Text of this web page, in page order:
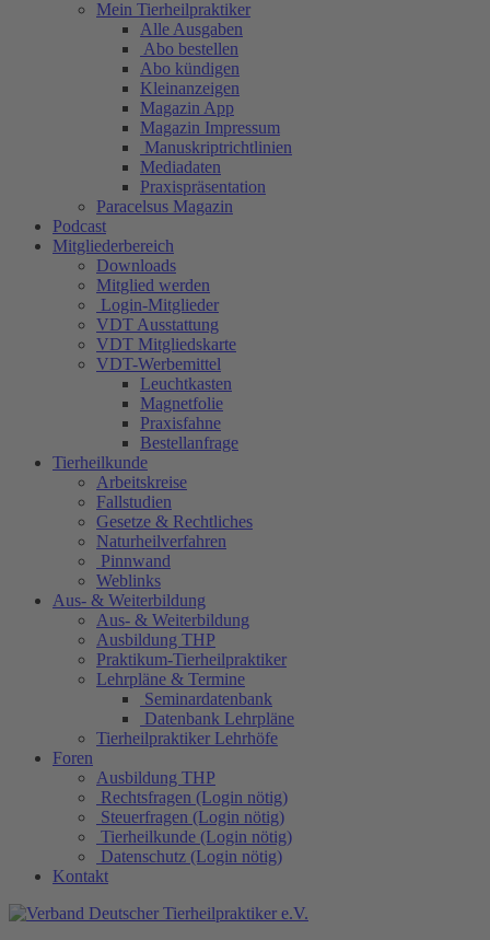
Mein Tierheilpraktiker
Alle Ausgaben
Abo bestellen
Abo kündigen
Kleinanzeigen
Magazin App
Magazin Impressum
Manuskriptrichtlinien
Mediadaten
Praxispräsentation
Paracelsus Magazin
Podcast
Mitgliederbereich
Downloads
Mitglied werden
Login-Mitglieder
VDT Ausstattung
VDT Mitgliedskarte
VDT-Werbemittel
Leuchtkasten
Magnetfolie
Praxisfahne
Bestellanfrage
Tierheilkunde
Arbeitskreise
Fallstudien
Gesetze & Rechtliches
Naturheilverfahren
Pinnwand
Weblinks
Aus- & Weiterbildung
Aus- & Weiterbildung
Ausbildung THP
Praktikum-Tierheilpraktiker
Lehrpläne & Termine
Seminardatenbank
Datenbank Lehrpläne
Tierheilpraktiker Lehrhöfe
Foren
Ausbildung THP
Rechtsfragen (Login nötig)
Steuerfragen (Login nötig)
Tierheilkunde (Login nötig)
Datenschutz (Login nötig)
Kontakt